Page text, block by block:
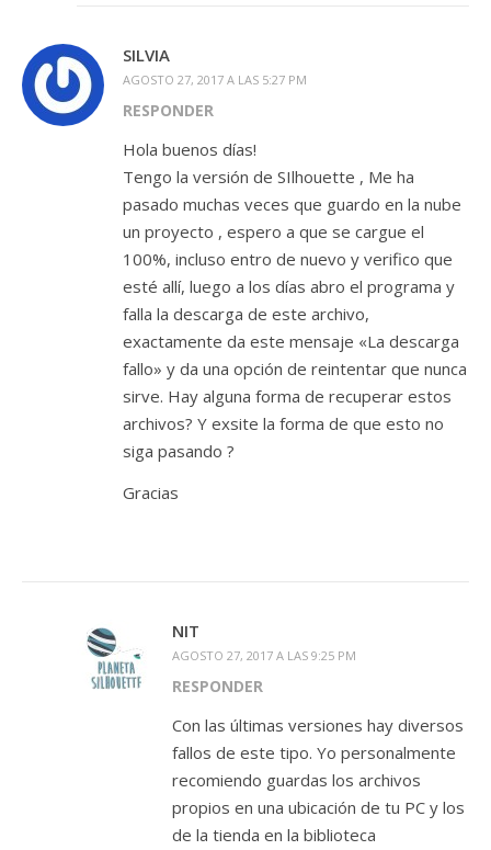
SILVIA
AGOSTO 27, 2017 A LAS 5:27 PM
RESPONDER
Hola buenos días!
Tengo la versión de SIlhouette , Me ha
pasado muchas veces que guardo en la nube
un proyecto , espero a que se cargue el
100%, incluso entro de nuevo y verifico que
esté allí, luego a los días abro el programa y
falla la descarga de este archivo,
exactamente da este mensaje «La descarga
fallo» y da una opción de reintentar que nunca
sirve. Hay alguna forma de recuperar estos
archivos? Y exsite la forma de que esto no
siga pasando ?
Gracias
NIT
AGOSTO 27, 2017 A LAS 9:25 PM
RESPONDER
Con las últimas versiones hay diversos
fallos de este tipo. Yo personalmente
recomiendo guardas los archivos
propios en una ubicación de tu PC y los
de la tienda en la biblioteca